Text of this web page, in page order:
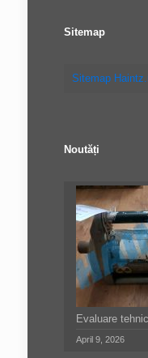
Sitemap
Sitemap
Noutăți
Evaluare
April 9, 2026